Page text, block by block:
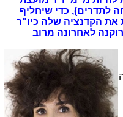
לתדרים), כדי שיחליף
את הקדנציה שלה כיו"ר
לאחרונה מרוב